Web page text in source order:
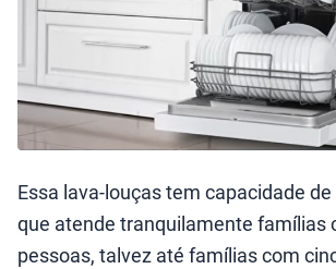
Essa lava-louças tem capacidade
que atende tranquilamente famílias
pessoas, talvez até famílias com